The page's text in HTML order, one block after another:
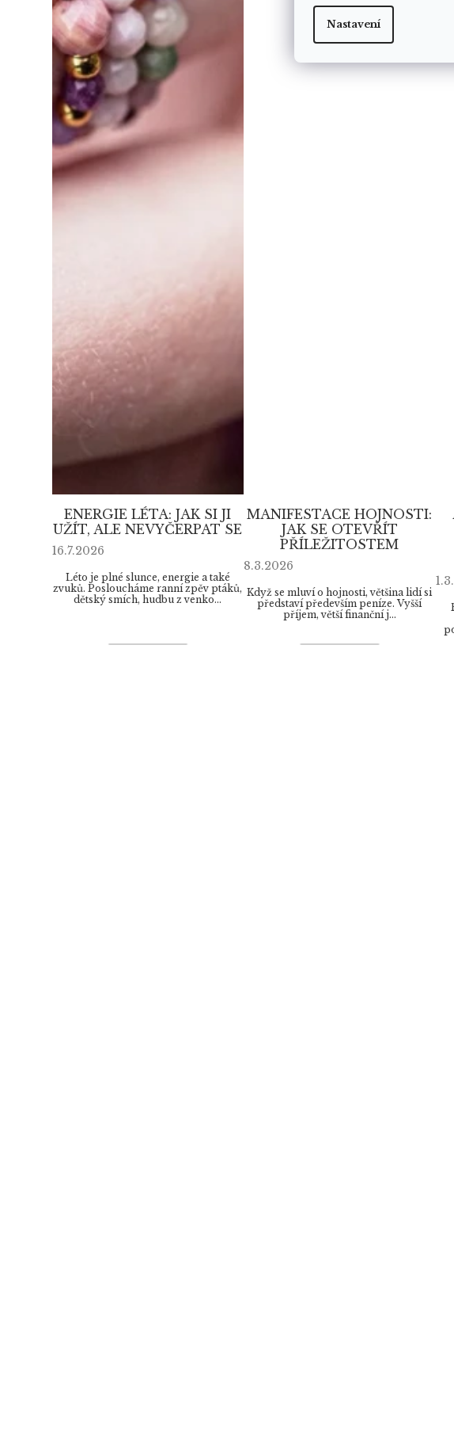
Nastavení
ENERGIE LÉTA: JAK SI JI
UŽÍT, ALE NEVYČERPAT SE
16.7.2026
Léto je plné slunce, energie a také
zvuků. Posloucháme ranní zpěv ptáků,
dětský smích, hudbu z venko...
MANIFESTACE HOJNOSTI:
JAK SE OTEVŘÍT
PŘÍLEŽITOSTEM
8.3.2026
Když se mluví o hojnosti, většina lidí si
představí především peníze. Vyšší
příjem, větší finanční j...